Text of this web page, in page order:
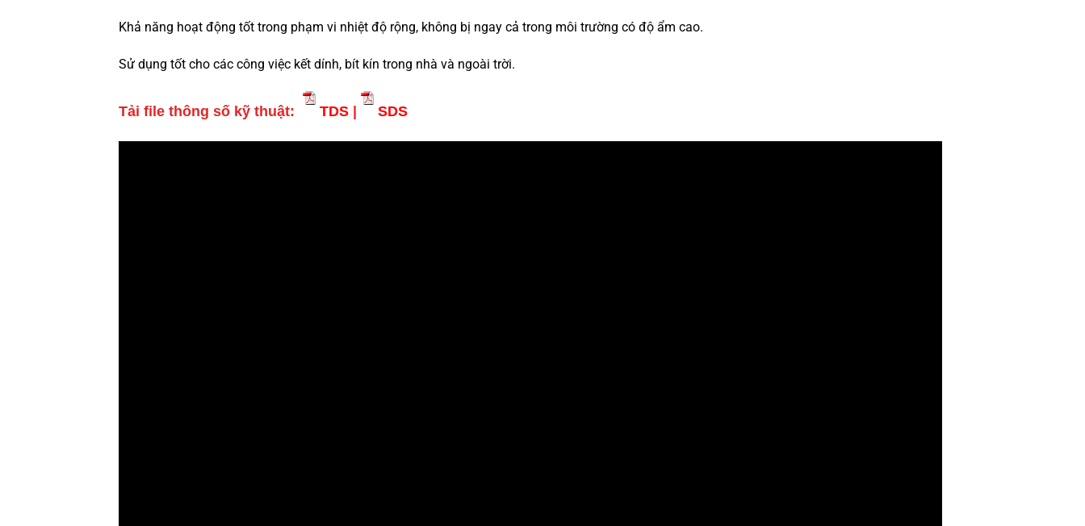
Khả năng hoạt động tốt trong phạm vi nhiệt độ rộng, không bị ngay cả trong môi trường có độ ẩm cao.
Sử dụng tốt cho các công việc kết dính, bít kín trong nhà và ngoài trời.
Tải file thông số kỹ thuật: TDS | SDS